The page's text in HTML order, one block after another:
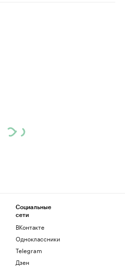
Социальные
сети
ВКонтакте
Одноклассники
Telegram
Дзен